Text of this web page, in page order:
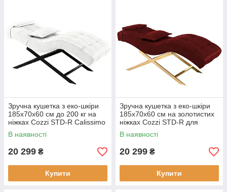
Зручна кушетка з еко-шкіри
185x70x60 см до 200 кг на
ніжках Cozzi STD-R Calissimo
для нарощування вій Біла
В наявності
20 299 ₴
Купити
Зручна кушетка з еко-шкіри
185x70x60 см на золотистих
ніжках Cozzi STD-R для
нарощування вій Бордова
В наявності
20 299 ₴
Купити